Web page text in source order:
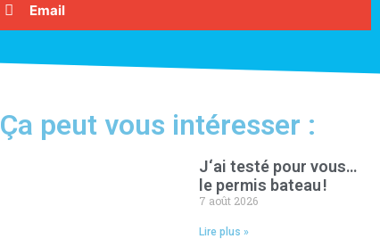
Email
Ça peut vous intéresser :
J‘ai testé pour vous…
le permis bateau !
7 août 2026
Lire plus »